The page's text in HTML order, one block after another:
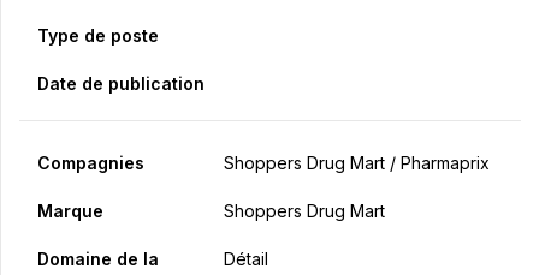
Type de poste
Date de publication
Compagnies Shoppers Drug Mart / Pharmaprix
Marque Shoppers Drug Mart
Domaine de la
Détail